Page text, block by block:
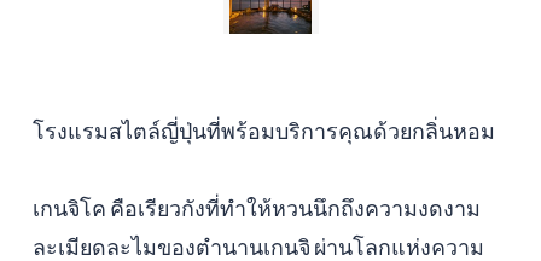
โรงแรมสไตล์ญี่ปุ่นที่พร้อมบริการคุณด้วยกลิ่นหอม
เกนจิโค คือเรียวกังที่ทำให้หวนนึกถึงความงดงาม
ละเมียดละไมของตำนานเกนจิ ผ่านโลกแห่งความ